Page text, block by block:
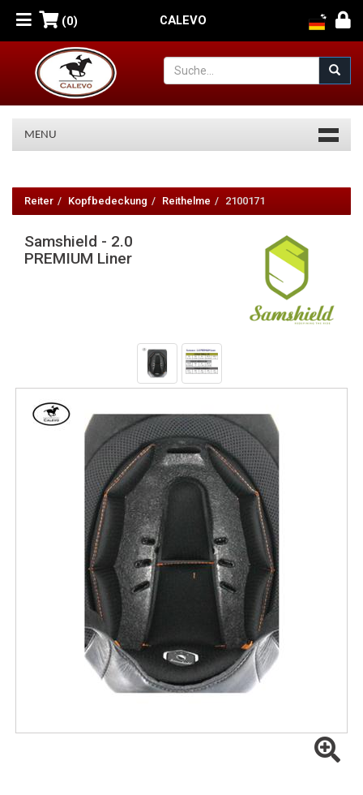
(0) CALEVO
MENU
2.0
PREMIUM
Reiter Kopfbedeckung Reithelme 2100171
Samshield - 2.0
PREMIUM Liner